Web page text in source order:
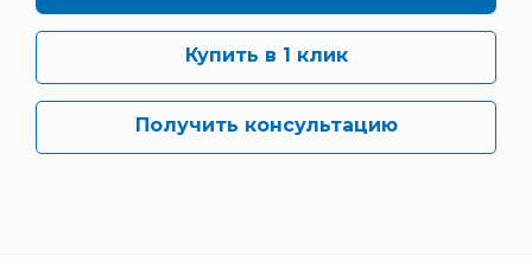
Купить в 1 клик
Получить консультацию